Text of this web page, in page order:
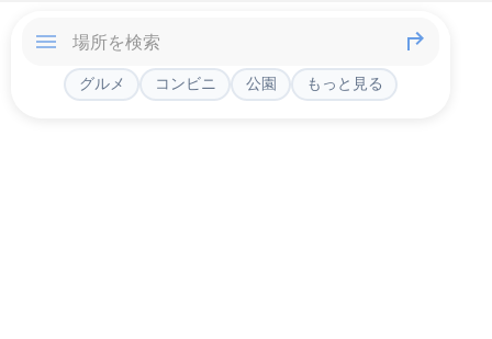
グルメ コンビニ 公園 もっと見る